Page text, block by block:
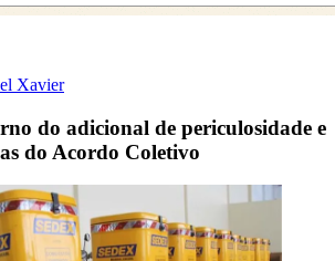
Xavier
do adicional de periculosidade e
do Acordo Coletivo